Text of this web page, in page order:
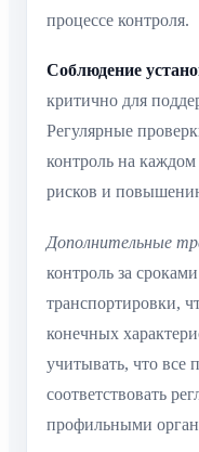
процессе контроля.
Соблюдение
критично для
Регулярные
контроль на
рисков и
Дополнительные
контроль за
транспортировки,
конечных
учитывать, что все
соответствовать
профильными